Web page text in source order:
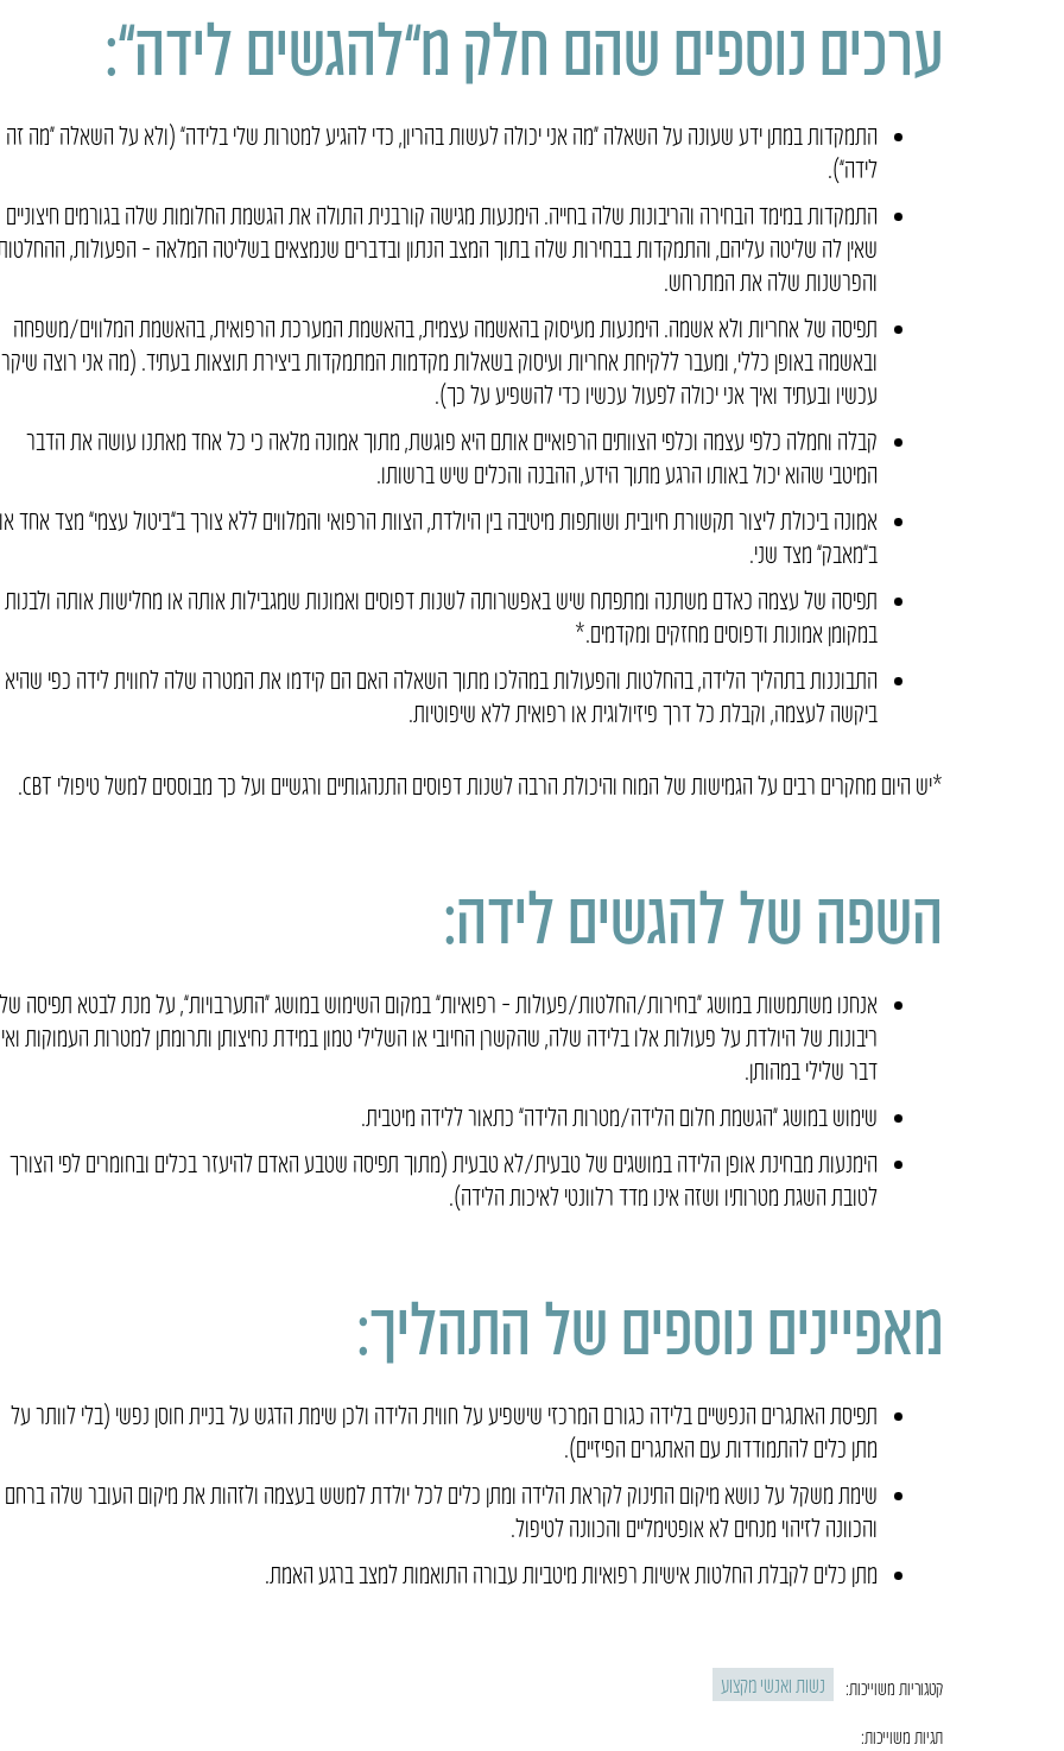
ערכים נוספים שהם חלק מ”להגשים לידה”:
התמקדות במתן ידע שעונה על השאלה “מה אני יכולה לעשות בהריון, כדי להגיע למטרות שלי בלידה” (ולא על השאלה “מה זה
לידה”).
התמקדות במימד הבחירה והריבונות שלה בחייה. הימנעות מגישה קורבנית התולה את הגשמת החלומות שלה בגורמים חיצוניים
שאין לה שליטה עליהם, והתמקדות בבחירות שלה בתוך המצב הנתון ובדברים שנמצאים בשליטה המלאה – הפעולות,
והפרשנות שלה את המתרחש.
תפיסה של אחריות ולא אשמה. הימנעות מעיסוק בהאשמה עצמית, בהאשמת המערכת הרפואית, בהאשמת המלווים/משפחה
ובאשמה באופן כללי, ומעבר ללקיחת אחריות ועיסוק בשאלות מקדמות המתמקדות ביצירת תוצאות בעתיד. (מה אני רוצה
עכשיו ובעתיד ואיך אני יכולה לפעול עכשיו כדי להשפיע על כך).
קבלה וחמלה כלפי עצמה וכלפי הצוותים הרפואיים אותם היא פוגשת, מתוך אמונה מלאה כי כל אחד מאתנו עושה את הדבר
המיטבי שהוא יכול באותו הרגע מתוך הידע, ההבנה והכלים שיש ברשותו.
אמונה ביכולת ליצור תקשורת חיובית ושותפות מיטיבה בין היולדת, הצוות הרפואי והמלווים ללא צורך ב”ביטול עצמי” מצד אחד או
ב”מאבק” מצד שני.
תפיסה של עצמה כאדם משתנה ומתפתח שיש באפשרותה לשנות דפוסים ואמונות שמגבילות אותה או מחלישות אותה ולבנות
במקומן אמונות ודפוסים מחזקים ומקדמים.*
התבוננות בתהליך הלידה, בהחלטות והפעולות במהלכו מתוך השאלה האם הם קידמו את המטרה שלה לחווית לידה כפי שהיא
ביקשה לעצמה, וקבלת כל דרך פיזיולוגית או רפואית ללא שיפוטיות.
*יש היום מחקרים רבים על הגמישות של המוח והיכולת הרבה לשנות דפוסים התנהגותיים ורגשיים ועל כך מבוססים למשל טיפולי CBT.
השפה של להגשים לידה:
אנחנו משתמשות במושג “בחירות/החלטות/פעולות – רפואיות” במקום השימוש במושג “התערבויות”, על מנת לבטא תפיסה של
ריבונות של היולדת על פעולות אלו בלידה שלה, שהקשרן החיובי או השלילי טמון במידת נחיצותן ותרומתן למטרות העמוקות
דבר שלילי במהותן.
שימוש במושג “הגשמת חלום הלידה/מטרות הלידה” כתאור ללידה מיטבית.
הימנעות מבחינת אופן הלידה במושגים של טבעית/לא טבעית (מתוך תפיסה שטבע האדם להיעזר בכלים ובחומרים לפי הצורך
לטובת השגת מטרותיו ושזה אינו מדד רלוונטי לאיכות הלידה).
מאפיינים נוספים של התהליך:
תפיסת האתגרים הנפשיים בלידה כגורם המרכזי שישפיע על חווית הלידה ולכן שימת הדגש על בניית חוסן נפשי (בלי לוותר על
מתן כלים להתמודדות עם האתגרים הפיזיים).
שימת משקל על נושא מיקום התינוק לקראת הלידה ומתן כלים לכל יולדת למשש בעצמה ולזהות את מיקום העובר שלה ברחם
והכוונה לזיהוי מנחים לא אופטימליים והכוונה לטיפול.
מתן כלים לקבלת החלטות אישיות רפואיות מיטביות עבורה התואמות למצב ברגע האמת.
קטגוריות משוייכות: נשות ואנשי מקצוע
תגיות משוייכות: